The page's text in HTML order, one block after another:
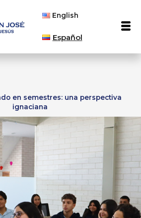
English
Español
en semestres: una perspectiva
ignaciana